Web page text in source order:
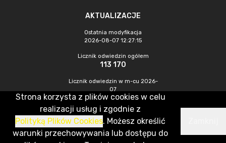
AKTUALIZACJE
Ostatnia modyfikacja
2026-08-07 12:27:15
Licznik odwiedzin ogółem
113 170
Licznik odwiedzin w m-cu 2026-
07
500
CMS & Hosting: Nefeni Sp. z o.o.
Strona korzysta z plików cookies w celu
realizacji usług i zgodnie z
Polityką Plików Cookies. Możesz określić
warunki przechowywania lub dostępu do